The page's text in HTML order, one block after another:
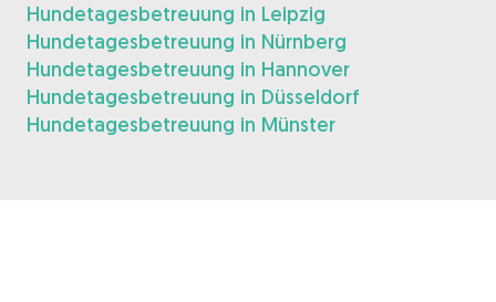
Hundetagesbetreuung in Leipzig
Hundetagesbetreuung in Nürnberg
Hundetagesbetreuung in Hannover
Hundetagesbetreuung in Düsseldorf
Hundetagesbetreuung in Münster